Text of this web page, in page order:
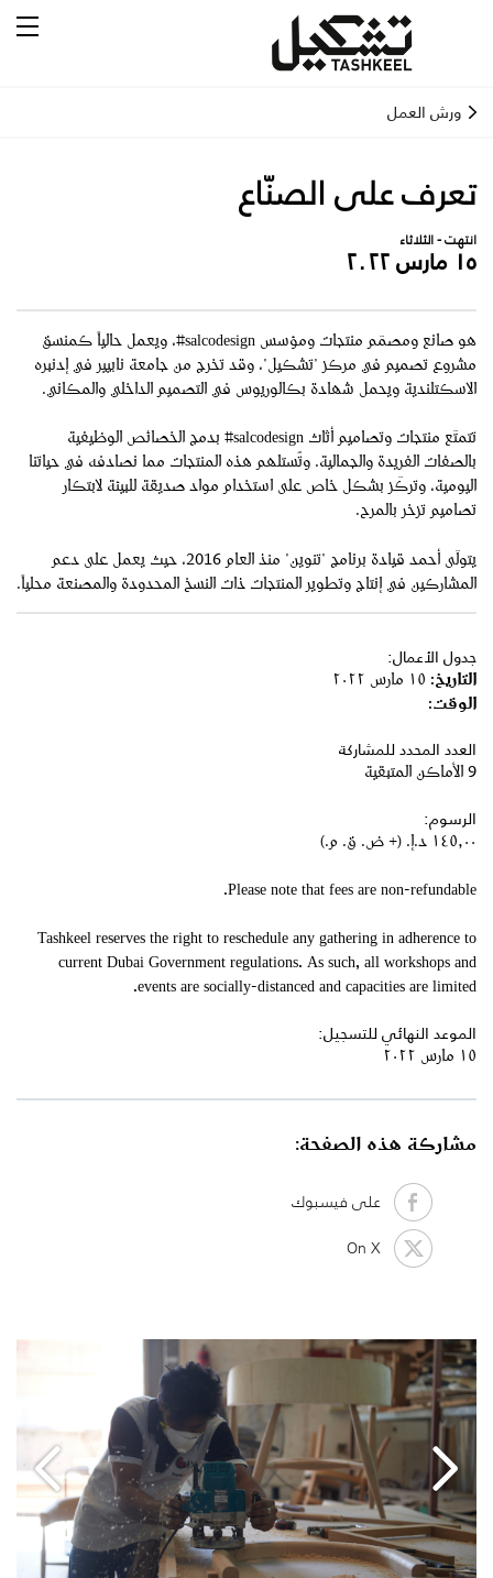
ورش العمل
تعرف على الصنّاع
انتهت - الثلاثاء
١٥ مارس ٢٠٢٢
هو صانع ومصمّم منتجات ومؤسس salcodesign#، ويعمل حالياً كمنسق
مشروع تصميم في مركز "تشكيل"، وقد تخرج من جامعة نابيير في إدنبره
الاسكتلندية ويحمل شهادة بكالوريوس في التصميم الداخلي والمكاني.
تتمتّع منتجات وتصاميم أثاث salcodesign# بدمج الخصائص الوظيفية
بالصفات الفريدة والجمالية. وتُستلهَم هذه المنتجات مما نصادفه في حياتنا
اليومية، وتركّز بشكل خاص على استخدام مواد صديقة للبيئة لابتكار
تصاميم تزخر بالمرح.
يتولّى أحمد قيادة برنامج "تنوين" منذ العام 2016، حيث يعمل على دعم
المشاركين في إنتاج وتطوير المنتجات ذات النسخ المحدودة والمصنعة محلياً.
جدول الأعمال:
التاريخ: ١٥ مارس ٢٠٢٢
الوقت:
العدد المحدد للمشاركة
9 الأماكن المتبقية
الرسوم:
١٤٥٫٠٠ د.إ.‏ (+ ض. ق. م.)
Please note that fees are non-refundable.
Tashkeel reserves the right to reschedule any gathering in adherence to
current Dubai Government regulations. As such, all workshops and
events are socially-distanced and capacities are limited.
الموعد النهائي للتسجيل:
١٥ مارس ٢٠٢٢
مشاركة هذه الصفحة:
على فيسبوك